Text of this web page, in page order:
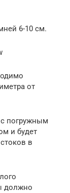
6-10 см.
от
погружным
и будет
в
должно